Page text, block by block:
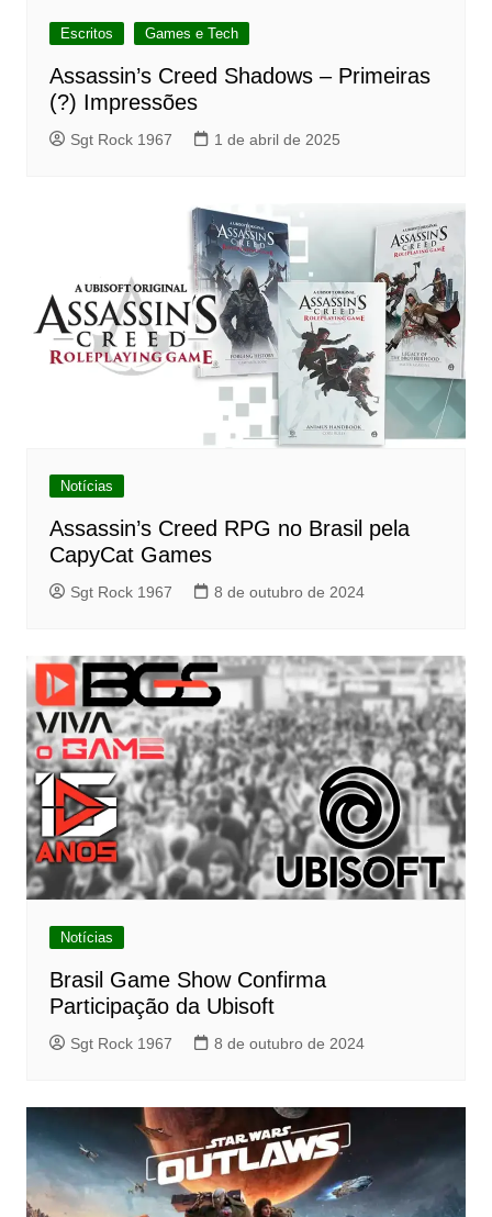
Escritos Games e Tech
Assassin’s Creed Shadows – Primeiras
(?) Impressões
Sgt Rock 1967 1 de abril de 2025
Notícias
Assassin’s Creed RPG no Brasil pela
CapyCat Games
Sgt Rock 1967 8 de outubro de 2024
Notícias
Brasil Game Show Confirma
Participação da Ubisoft
Sgt Rock 1967 8 de outubro de 2024